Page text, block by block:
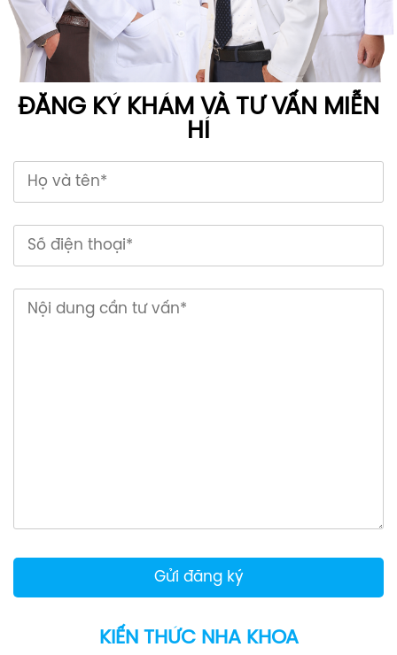
ĐĂNG KÝ KHÁM VÀ TƯ VẤN MIỄN
HÍ
KIẾN THỨC NHA KHOA